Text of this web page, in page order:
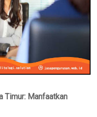
Timur: Manfaatkan